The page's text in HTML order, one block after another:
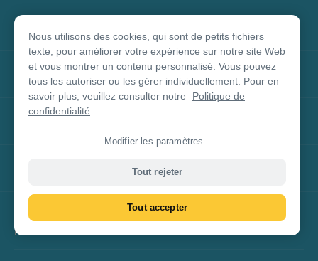
Changez de région et de langue
Retrouvez-nous sur
À propos de ce site
Clause de non-responsabilité concernant les
produits
Nous utilisons des cookies, qui sont de petits fichiers
texte, pour améliorer votre expérience sur notre site Web
et vous montrer un contenu personnalisé. Vous pouvez
tous les autoriser ou les gérer individuellement. Pour en
savoir plus, veuillez consulter notre
Politique de
confidentialité
Tout accepter
Tout rejeter
Modifier les paramètres